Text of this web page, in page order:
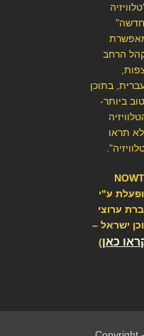
הרחב
בתוכן
ביותר-
תראו
ע"י
ערוצי
ישראל –
כאן)